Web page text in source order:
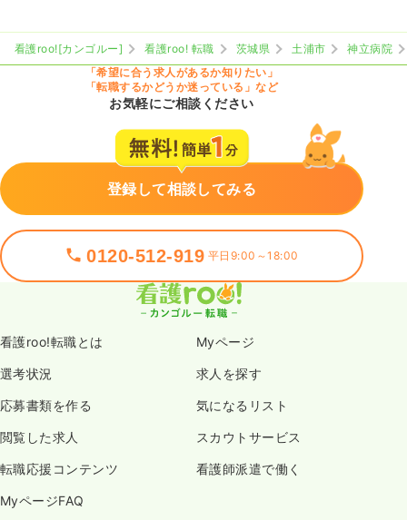
看護roo![カンゴルー] 看護roo! 転職 茨城県 土浦市
神立病院
「希望に合う求人があるか知りたい」
「転職するかどうか迷っている」など
お気軽にご相談ください
登録して相談してみる
0120-512-919 平日9:00～18:00
看護roo!転職とは Myページ
選考状況 求人を探す
応募書類を作る 気になるリスト
閲覧した求人 スカウトサービス
転職応援コンテンツ 看護師派遣で働く
MyページFAQ